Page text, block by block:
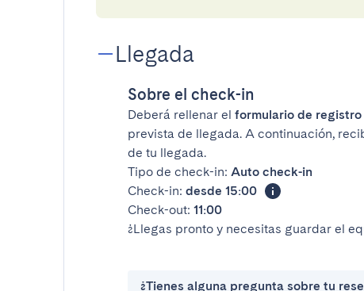
Llegada
Sobre el check-in
Deberá rellenar el formulario de registro
prevista de llegada. A continuación,
de tu llegada.
Tipo de check-in: Auto check-in
Check-in: desde 15:00
Check-out: 11:00
¿Llegas pronto y necesitas guardar el
¿Tienes alguna pregunta sobre tu